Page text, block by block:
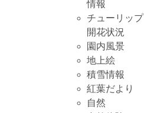
情報
チューリップ
開花状況
園内風景
地上絵
積雪情報
紅葉だより
自然